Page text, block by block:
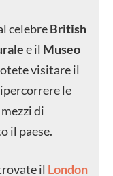
celebreBritish
e il Museo
visitare il
le
di
il paese.
il London